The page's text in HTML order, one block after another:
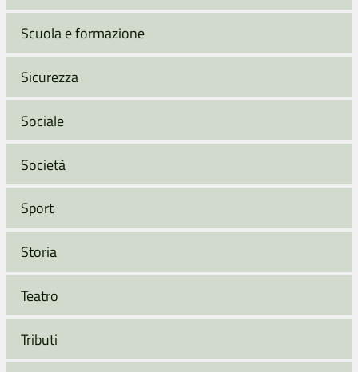
Scuola e formazione
Sicurezza
Sociale
Società
Sport
Storia
Teatro
Tributi